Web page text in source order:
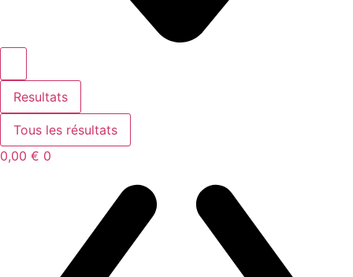
Resultats
Tous les résultats
0,00 € 0